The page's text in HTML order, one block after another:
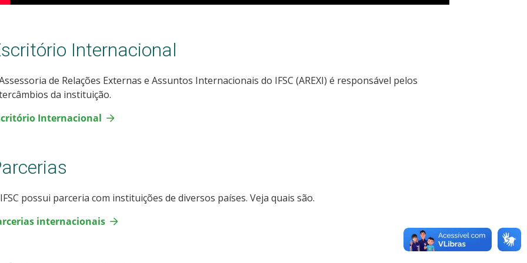
Internacional
de Relações Externas e Assuntos Internacionais do IFSC (AREXI) é responsável pelos
da instituição.
Internacional
possui parceria com instituições de diversos países. Veja quais são.
internacionais